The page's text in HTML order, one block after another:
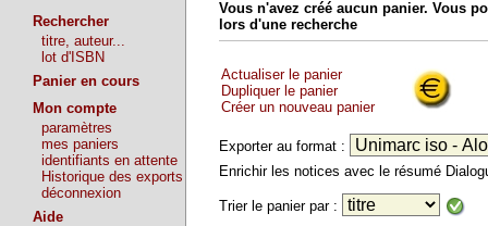
Rechercher
titre, auteur...
lot d'ISBN
Panier en cours
Mon compte
paramètres
mes paniers
identifiants en attente
Historique des exports
déconnexion
Aide
Vous n'avez créé aucun panier. Vous
lors d'une recherche
Actualiser le panier
Dupliquer le panier
Créer un nouveau panier
Exporter au format :
Enrichir les notices avec le résumé
Trier le panier par :